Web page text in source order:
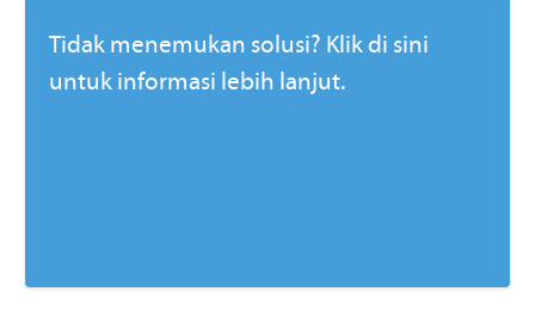
Tidak menemukan solusi? Klik di sini
untuk informasi lebih lanjut.